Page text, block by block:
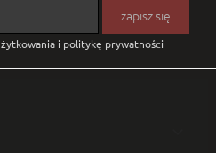
i politykę prywatności